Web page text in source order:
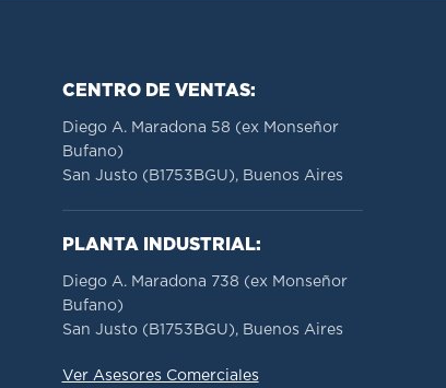
CENTRO DE VENTAS:
Diego A. Maradona 58 (ex Monseñor
Bufano)
San Justo (B1753BGU), Buenos Aires
PLANTA INDUSTRIAL:
Diego A. Maradona 738 (ex Monseñor
Bufano)
San Justo (B1753BGU), Buenos Aires
Ver Asesores Comerciales